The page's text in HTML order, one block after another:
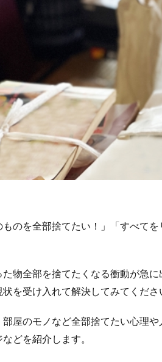
ものを全部捨てたい！」「すべて
物全部を捨てたくなる衝動が急に
状を受け入れて解決してみてくださ
部屋のモノなど全部捨てたい心理
どを紹介します。